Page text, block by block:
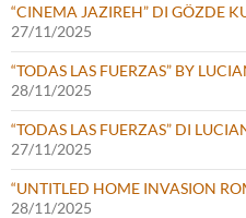
“CINEMA JAZIREH” DI GÖZDE
27/11/2025
“TODAS LAS FUERZAS” BY
28/11/2025
“TODAS LAS FUERZAS” DI
27/11/2025
“UNTITLED HOME INVASION
28/11/2025